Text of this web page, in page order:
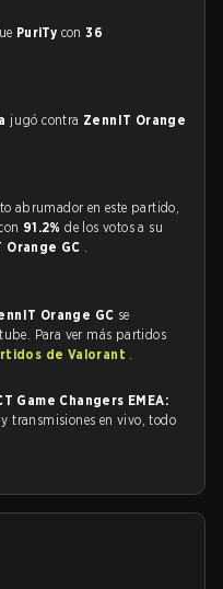
PuriTy con36
jugó contra ZennIT Orange
abrumador en este partido,
91.2%de los votos a su
Orange GC .
Orange GC se
Para ver más partidos
de Valorant .
Game Changers EMEA:
transmisiones en vivo, todo